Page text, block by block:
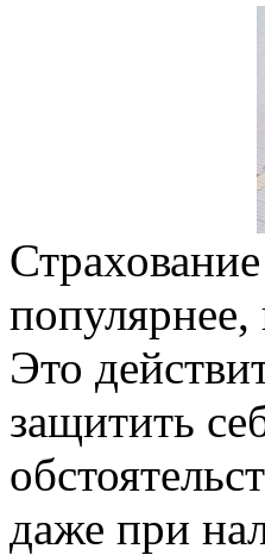
Это
защитить
даже при